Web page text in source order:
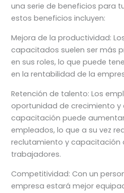
una serie de beneficios para
estos beneficios incluyen:
Mejora de la productividad:
capacitados suelen ser más
en sus roles, lo que puede
en la rentabilidad de la
Retención de talento: Los
oportunidad de crecimiento y
capacitación puede
empleados, lo que a su vez
reclutamiento y capacitación
trabajadores.
Competitividad: Con un
empresa estará mejor